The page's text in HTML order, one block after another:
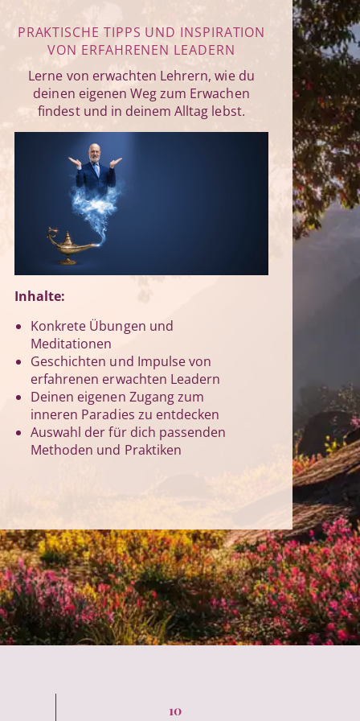
PRAKTISCHE TIPPS UND INSPIRATION
VON ERFAHRENEN LEADERN
Lerne von erwachten Lehrern, wie du
deinen eigenen Weg zum Erwachen
findest und in deinem Alltag lebst.
Inhalte:
Konkrete Übungen und
Meditationen
Geschichten und Impulse von
erfahrenen erwachten Leadern
Deinen eigenen Zugang zum
inneren Paradies zu entdecken
Auswahl der für dich passenden
Methoden und Praktiken
10